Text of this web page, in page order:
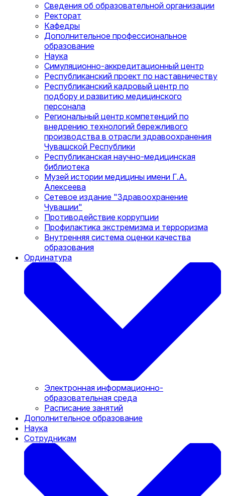
Сведения об образовательной организации
Ректорат
Кафедры
Дополнительное профессиональное
образование
Наука
Симуляционно-аккредитационный центр
Республиканский проект по наставничеству
Республиканский кадровый центр по
подбору и развитию медицинского
персонала
Региональный центр компетенций по
внедрению технологий бережливого
производства в отрасли здравоохранения
Чувашской Республики
Республиканская научно-медицинская
библиотека
Музей истории медицины имени Г.А.
Алексеева
Сетевое издание "Здравоохранение
Чувашии"
Противодействие коррупции
Профилактика экстремизма и терроризма
Внутренняя система оценки качества
образования
Ординатура
Электронная информационно-
образовательная среда
Расписание занятий
Дополнительное образование
Наука
Сотрудникам